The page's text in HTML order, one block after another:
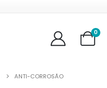
0
ANTI-CORROSÃO